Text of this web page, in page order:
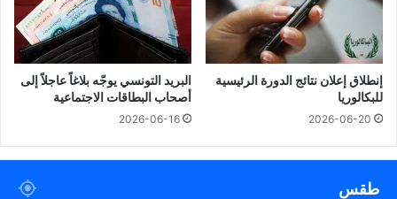
إنطلاق إعلان نتائج الدورة الرئيسية
للبكالوريا
2026-06-20
البريد التونسي يوجّه بلاغاً عاجلاً إلى
أصحاب البطاقات الاجتماعية
2026-06-16
طقس